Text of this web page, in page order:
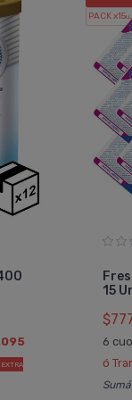
EXTRA
PACK x15u.
15
6
ó